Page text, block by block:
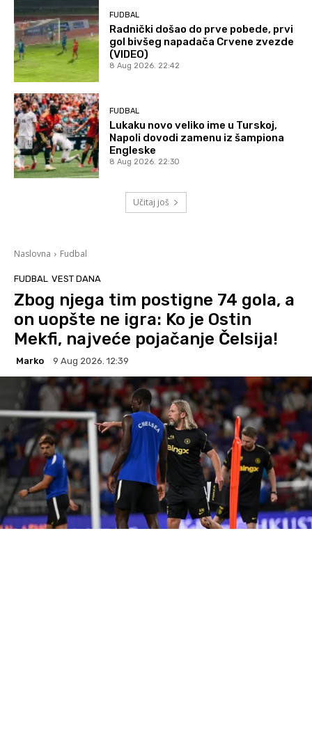
FUDBAL
Radnički došao do prve pobede, prvi
gol bivšeg napadača Crvene zvezde
(VIDEO)
8 Aug 2026. 22:42
FUDBAL
Lukaku novo veliko ime u Turskoj,
Napoli dovodi zamenu iz šampiona
Engleske
8 Aug 2026. 22:30
Učitaj još